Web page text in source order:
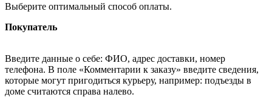
Выберите оптимальный способ оплаты.
Покупатель
Введите данные о себе: ФИО, адрес доставки, номер
телефона. В поле «Комментарии к заказу» введите сведения,
которые могут пригодиться курьеру, например: подъезды в
доме считаются справа налево.